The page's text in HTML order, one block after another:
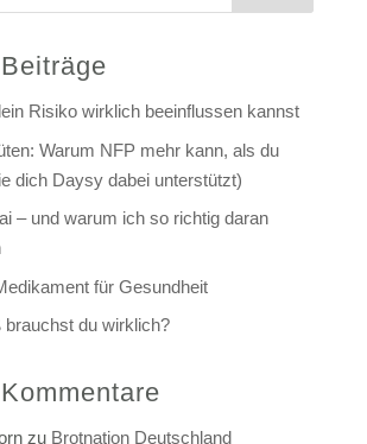
Risiko wirklich beeinflussen kannst
Warum NFP mehr kann, als du
dich Daysy dabei unterstützt)
– und warum ich so richtig daran
für Gesundheit
brauchst du wirklich?
zu Brotnation Deutschland